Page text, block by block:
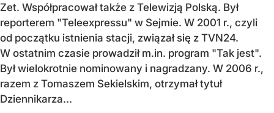
Zet. Współpracował także z Telewizją Polską. Był
reporterem "Teleexpressu" w Sejmie. W 2001 r., czyli
od początku istnienia stacji, związał się z TVN24.
W ostatnim czasie prowadził m.in. program "Tak jest".
Był wielokrotnie nominowany i nagradzany. W 2006 r.,
razem z Tomaszem Sekielskim, otrzymał tytuł
Dziennikarza...